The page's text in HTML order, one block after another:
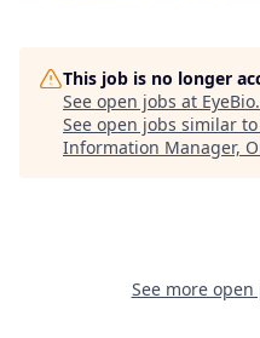
This job is no longer
See open jobs at EyeBio.
See open jobs similar
Information Manager,
See more